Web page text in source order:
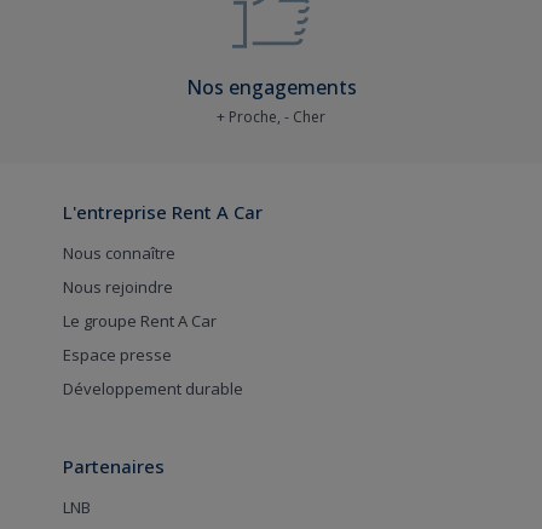
Nos engagements
+ Proche, - Cher
L'entreprise Rent A Car
Nous connaître
Nous rejoindre
Le groupe Rent A Car
Espace presse
Développement durable
Partenaires
LNB